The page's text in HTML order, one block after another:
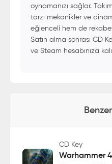
oynamanızı sağlar.
tarzı mekanikler ve
eğlenceli hem de
Satın alma sonrası CD
ve Steam hesabınıza
CD Key
Warhammer